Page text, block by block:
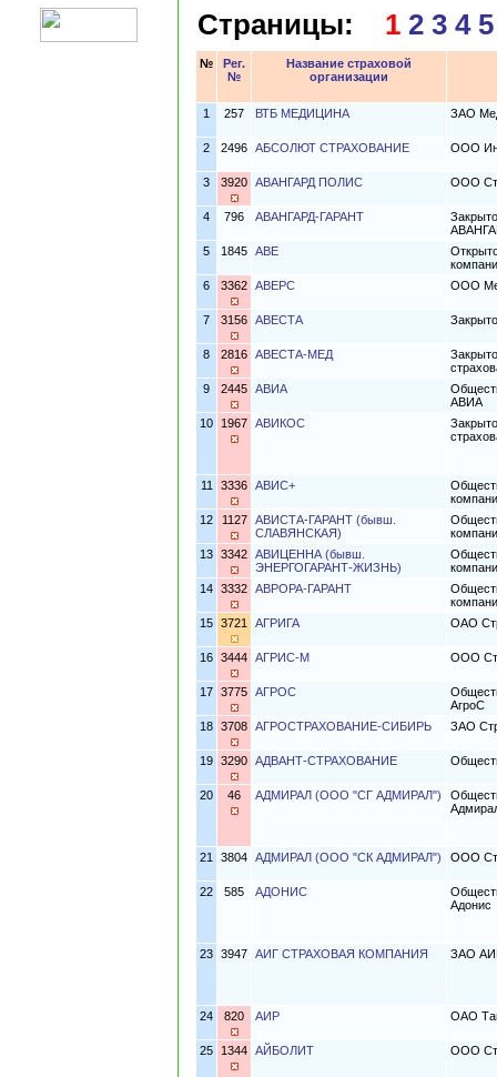
Страницы: 1 2 3 4 5
№
Рег.
№
Название страховой
организации
1 257 ВТБ МЕДИЦИНА ЗАО
2 2496 АБСОЛЮТ СТРАХОВАНИЕ ООО
3 3920 АВАНГАРД ПОЛИС ООО
4 796 АВАНГАРД-ГАРАНТ
5
1845 АВЕ
6
3362 АВЕРС ООО
7 3156 АВЕСТА
8 2816 АВЕСТА-МЕД
9
2445 АВИА
АВИА
10
1967 АВИКОС
11 3336 АВИС+
12
1127
АВИСТА-ГАРАНТ (бывш.
СЛАВЯНСКАЯ)
13 3342 АВИЦЕННА (бывш.
ЭНЕРГОГАРАНТ-ЖИЗНЬ)
14 3332 АВРОРА-ГАРАНТ
15 3721 АГРИГА ОАО
16 3444 АГРИС-М ООО
17 3775 АГРОС
АгроС
18 3708 АГРОСТРАХОВАНИЕ-СИБИРЬ ЗАО
19 3290 АДВАНТ-СТРАХОВАНИЕ
20 46 АДМИРАЛ (ООО "СГ АДМИРАЛ")
21 3804 АДМИРАЛ (ООО "СК АДМИРАЛ") ООО
22 585 АДОНИС
Адонис
23 3947 АИГ СТРАХОВАЯ КОМПАНИЯ ЗАО
24 820 АИР ОАО
25 1344 АЙБОЛИТ ООО